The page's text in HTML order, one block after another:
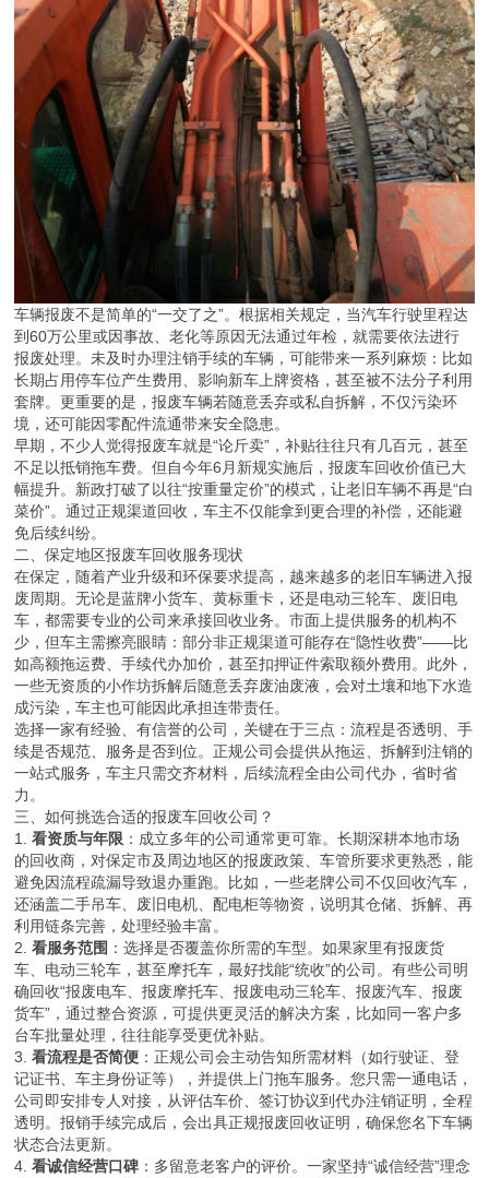
车辆报废不是简单的“一交了之”。根据相关规定，当汽车行驶里程达
到60万公里或因事故、老化等原因无法通过年检，就需要依法进行
报废处理。未及时办理注销手续的车辆，可能带来一系列麻烦：比如
长期占用停车位产生费用、影响新车上牌资格，甚至被不法分子利用
套牌。更重要的是，报废车辆若随意丢弃或私自拆解，不仅污染环
境，还可能因零配件流通带来安全隐患。
早期，不少人觉得报废车就是“论斤卖”，补贴往往只有几百元，甚至
不足以抵销拖车费。但自今年6月新规实施后，报废车回收价值已大
幅提升。新政打破了以往“按重量定价”的模式，让老旧车辆不再是“白
菜价”。通过正规渠道回收，车主不仅能拿到更合理的补偿，还能避
免后续纠纷。
二、保定地区报废车回收服务现状
在保定，随着产业升级和环保要求提高，越来越多的老旧车辆进入报
废周期。无论是蓝牌小货车、黄标重卡，还是电动三轮车、废旧电
车，都需要专业的公司来承接回收业务。市面上提供服务的机构不
少，但车主需擦亮眼睛：部分非正规渠道可能存在“隐性收费”——比
如高额拖运费、手续代办加价，甚至扣押证件索取额外费用。此外，
一些无资质的小作坊拆解后随意丢弃废油废液，会对土壤和地下水造
成污染，车主也可能因此承担连带责任。
选择一家有经验、有信誉的公司，关键在于三点：流程是否透明、手
续是否规范、服务是否到位。正规公司会提供从拖运、拆解到注销的
一站式服务，车主只需交齐材料，后续流程全由公司代办，省时省
力。
三、如何挑选合适的报废车回收公司？
1.看资质与年限 ：成立多年的公司通常更可靠。长期深耕本地市场
的回收商，对保定市及周边地区的报废政策、车管所要求更熟悉，能
避免因流程疏漏导致退办重跑。比如，一些老牌公司不仅回收汽车，
还涵盖二手吊车、废旧电机、配电柜等物资，说明其仓储、拆解、再
利用链条完善，处理经验丰富。
2.看服务范围 ：选择是否覆盖你所需的车型。如果家里有报废货
车、电动三轮车，甚至摩托车，最好找能“统收”的公司。有些公司明
确回收“报废电车、报废摩托车、报废电动三轮车、报废汽车、报废
货车”，通过整合资源，可提供更灵活的解决方案，比如同一客户多
台车批量处理，往往能享受更优补贴。
3.看流程是否简便 ：正规公司会主动告知所需材料（如行驶证、登
记证书、车主身份证等），并提供上门拖车服务。您只需一通电话，
公司即安排专人对接，从评估车价、签订协议到代办注销证明，全程
透明。报销手续完成后，会出具正规报废回收证明，确保您名下车辆
状态合法更新。
4.看诚信经营口碑 ：多留意老客户的评价。一家坚持“诚信经营”理念